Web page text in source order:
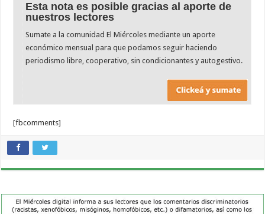
Esta nota es posible gracias al aporte de
nuestros lectores
Sumate a la comunidad El Miércoles mediante un aporte
económico mensual para que podamos seguir haciendo
periodismo libre, cooperativo, sin condicionantes y autogestivo.
[fbcomments]